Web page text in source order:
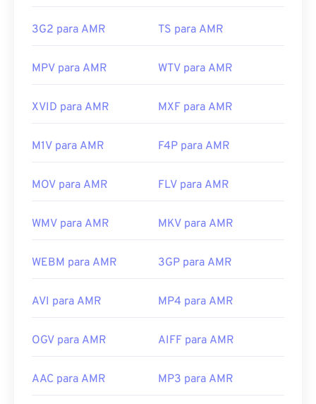
Rate_audio_codec
3G2 para AMR TS para AMR
MPV para AMR WTV para AMR
XVID para AMR MXF para AMR
M1V para AMR F4P para AMR
MOV para AMR FLV para AMR
WMV para AMR MKV para AMR
WEBM para AMR 3GP para AMR
AVI para AMR MP4 para AMR
OGV para AMR AIFF para AMR
AAC para AMR MP3 para AMR